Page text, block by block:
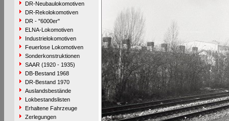
DR-Neubaulokomotiven
DR-Rekolokomotiven
DR - "6000er"
ELNA-Lokomotiven
Industrielokomotiven
Feuerlose Lokomotiven
Sonderkonstruktionen
SAAR (1920 - 1935)
DB-Bestand 1968
DR-Bestand 1970
Auslandsbestände
Lokbestandslisten
Erhaltene Fahrzeuge
Zerlegungen